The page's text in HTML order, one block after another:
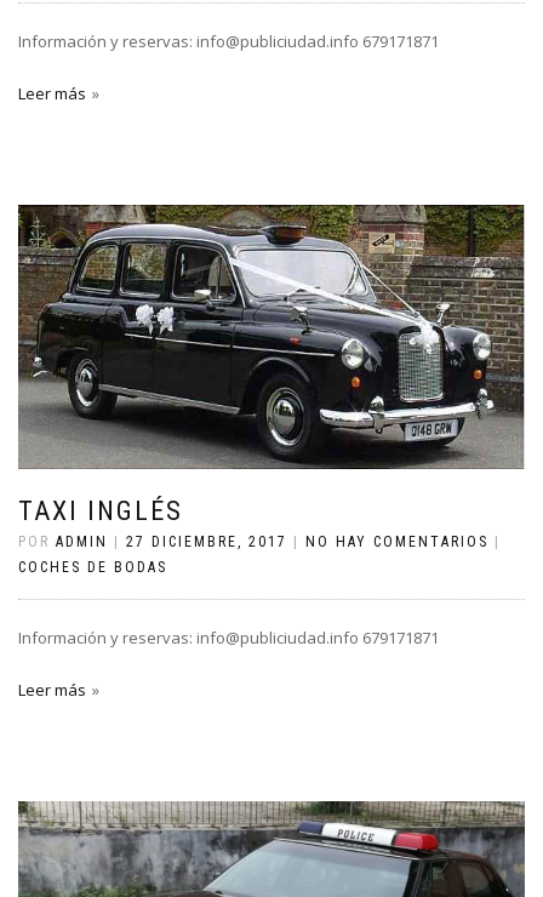
Información y reservas: info@publiciudad.info 679171871
Leer más
TAXI INGLÉS
POR ADMIN 27 DICIEMBRE, 2017 NO HAY COMENTARIOS
COCHES DE BODAS
Información y reservas: info@publiciudad.info 679171871
Leer más